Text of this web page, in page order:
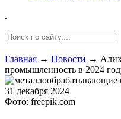
Главная → Новости →
промышленность в 2024
31 декабря 2024
Фото: freepik.com